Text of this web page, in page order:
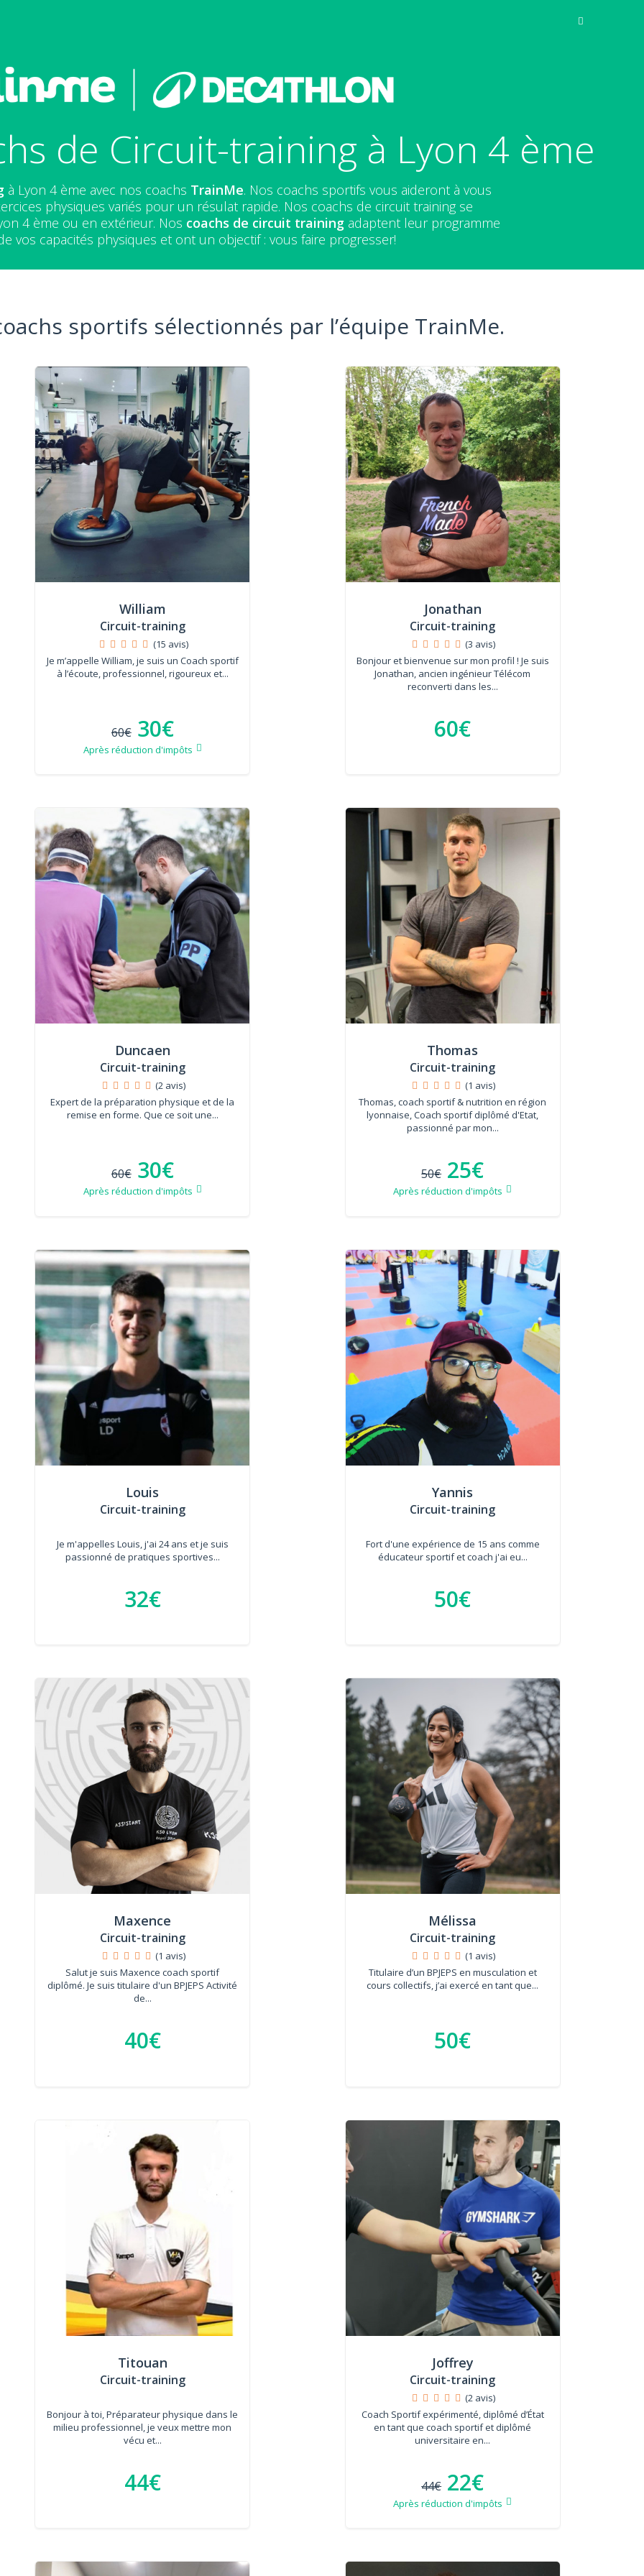
de Circuit-training à Lyon 4 ème
à Lyon 4 ème avec nos coachs TrainMe. Nos coachs sportifs vous aideront à vous
physiques variés pour un résulat rapide. Nos coachs de circuit training se
4 ème ou en extérieur. Nos coachs de circuit training adaptent leur programme
vos capacités physiques et ont un objectif : vous faire progresser!
sportifs sélectionnés par l’équipe TrainMe.
William
Circuit-training
(15 avis)
Je m’appelle William, je suis un Coach sportif
à l’écoute, professionnel, rigoureux et...
60€ 30€
Après réduction d'impôts
Jonathan
Circuit-training
(3 avis)
Bonjour et bienvenue sur mon profil ! Je suis
Jonathan, ancien ingénieur Télécom
reconverti dans les...
60€
Duncaen
Circuit-training
(2 avis)
Expert de la préparation physique et de la
remise en forme. Que ce soit une...
60€ 30€
Après réduction d'impôts
Thomas
Circuit-training
(1 avis)
Thomas, coach sportif & nutrition en région
lyonnaise, Coach sportif diplômé d'Etat,
passionné par mon...
50€ 25€
Après réduction d'impôts
Louis
Circuit-training
Je m'appelles Louis, j'ai 24 ans et je suis
passionné de pratiques sportives...
32€
Yannis
Circuit-training
Fort d'une expérience de 15 ans comme
éducateur sportif et coach j'ai eu...
50€
Maxence
Circuit-training
(1 avis)
Salut je suis Maxence coach sportif
diplômé. Je suis titulaire d'un BPJEPS Activité
de...
40€
Mélissa
Circuit-training
(1 avis)
Titulaire d’un BPJEPS en musculation et
cours collectifs, j’ai exercé en tant que...
50€
Titouan
Circuit-training
Bonjour à toi, Préparateur physique dans le
milieu professionnel, je veux mettre mon
vécu et...
44€
Joffrey
Circuit-training
(2 avis)
Coach Sportif expérimenté, diplômé d’État
en tant que coach sportif et diplômé
universitaire en...
44€ 22€
Après réduction d'impôts